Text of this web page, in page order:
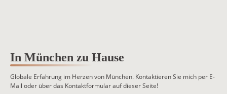
In München zu Hause
Globale Erfahrung im Herzen von München. Kontaktieren Sie mich per E-
Mail oder über das Kontaktformular auf dieser Seite!